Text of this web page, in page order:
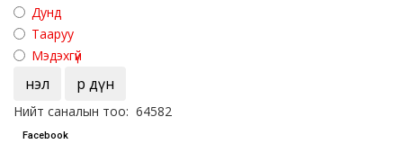
Дунд
Тааруу
Мэдэхгүй
Үнэл Үр дүн
Нийт саналын тоо: 64582
Facebook